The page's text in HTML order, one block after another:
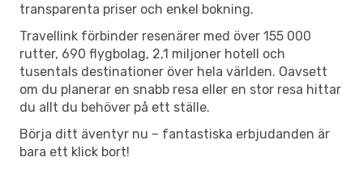
transparenta priser och enkel bokning.
Travellink förbinder resenärer med över 155 000
rutter, 690 flygbolag, 2,1 miljoner hotell och
tusentals destinationer över hela världen. Oavsett
om du planerar en snabb resa eller en stor resa hittar
du allt du behöver på ett ställe.
Börja ditt äventyr nu – fantastiska erbjudanden är
bara ett klick bort!